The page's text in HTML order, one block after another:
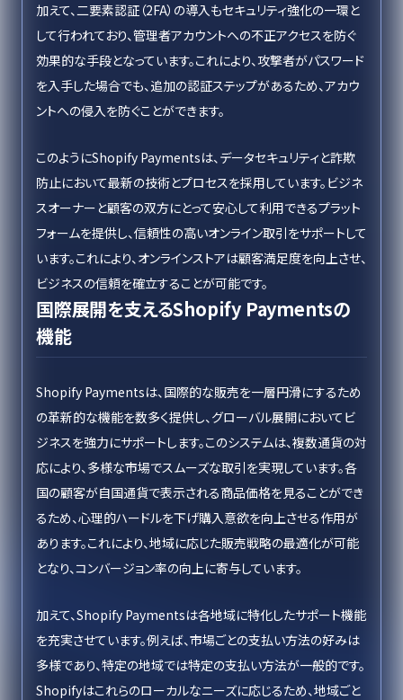
加えて、二要素認証（2FA）の導入もセキュリティ強化の一環と
して行われており、管理者アカウントへの不正アクセスを防ぐ
効果的な手段となっています。これにより、攻撃者がパスワード
を入手した場合でも、追加の認証ステップがあるため、アカウ
ントへの侵入を防ぐことができます。
このようにShopify Paymentsは、データセキュリティと詐欺
防止において最新の技術とプロセスを採用しています。ビジネ
スオーナーと顧客の双方にとって安心して利用できるプラット
フォームを提供し、信頼性の高いオンライン取引をサポートして
います。これにより、オンラインストアは顧客満足度を向上させ、
ビジネスの信頼を確立することが可能です。
国際展開を支えるShopify Paymentsの
機能
Shopify Paymentsは、国際的な販売を一層円滑にするため
の革新的な機能を数多く提供し、グローバル展開においてビ
ジネスを強力にサポートします。このシステムは、複数通貨の対
応により、多様な市場でスムーズな取引を実現しています。各
国の顧客が自国通貨で表示される商品価格を見ることができ
るため、心理的ハードルを下げ購入意欲を向上させる作用が
あります。これにより、地域に応じた販売戦略の最適化が可能
となり、コンバージョン率の向上に寄与しています。
加えて、Shopify Paymentsは各地域に特化したサポート機能
を充実させています。例えば、市場ごとの支払い方法の好みは
多様であり、特定の地域では特定の支払い方法が一般的です。
Shopifyはこれらのローカルなニーズに応じるため、地域ごと